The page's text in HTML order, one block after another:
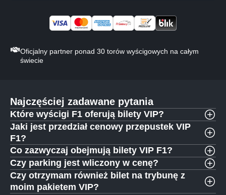
Oficjalny partner ponad 30 torów wyścigowych na całym
świecie
Najczęściej zadawane pytania
Które wyścigi F1 oferują bilety VIP?
Jaki jest przedział cenowy przepustek VIP
F1?
Co zazwyczaj obejmują bilety VIP F1?
Czy parking jest wliczony w cenę?
Czy otrzymam również bilet na trybunę z
moim pakietem VIP?